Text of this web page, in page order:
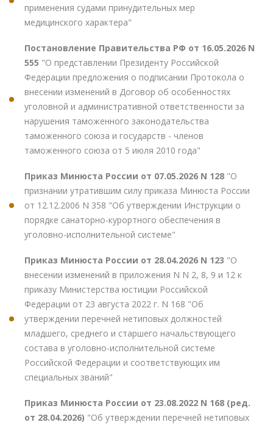
применения судами принудительных мер
медицинского характера"
Постановление Правительства РФ от 16.05.2026 N
555 "О представлении Президенту Российской
Федерации предложения о подписании Протокола о
внесении изменений в Договор об особенностях
уголовной и административной ответственности за
нарушения таможенного законодательства
таможенного союза и государств - членов
таможенного союза от 5 июля 2010 года"
Приказ Минюста России от 07.05.2026 N 128 "О
признании утратившим силу приказа Минюста России
от 12.12.2006 N 358 "Об утверждении Инструкции о
порядке санаторно-курортного обеспечения в
уголовно-исполнительной системе"
Приказ Минюста России от 28.04.2026 N 123 "О
внесении изменений в приложения N N 2, 8, 9 и 12 к
приказу Министерства юстиции Российской
Федерации от 23 августа 2022 г. N 168 "Об
утверждении перечней нетиповых должностей
младшего, среднего и старшего начальствующего
состава в уголовно-исполнительной системе
Российской Федерации и соответствующих им
специальных званий"
Приказ Минюста России от 23.08.2022 N 168 (ред.
от 28.04.2026) "Об утверждении перечней нетиповых